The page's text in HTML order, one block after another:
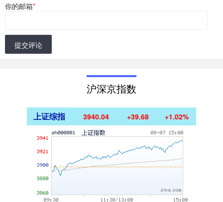
你的邮箱*
提交评论
沪深京指数
上证综指 3940.04 +39.68 +1.02%